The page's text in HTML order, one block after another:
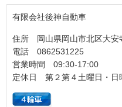
有限会社後神自動車
住所 岡山県岡山市北区大安
電話 0862531225
営業時間 09:30-17:00
定休日 第２第４土曜日・日